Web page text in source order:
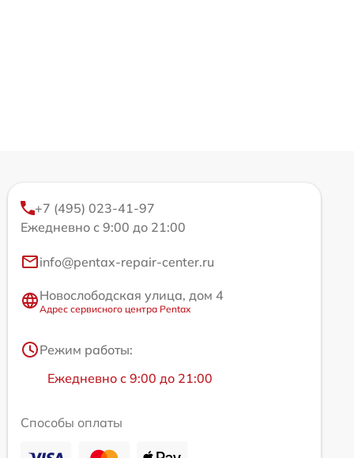
+7 (495) 023-41-97
Ежедневно с 9:00 до 21:00
info@pentax-repair-center.ru
Новослободская улица, дом 4
Адрес сервисного центра Pentax
Режим работы:
Ежедневно с 9:00 до 21:00
Способы оплаты